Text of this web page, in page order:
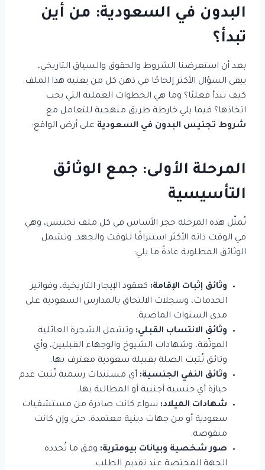
البدون في السعودية: من أين
تبدأ؟
بعد أن استعرضنا الشروط والحقوق والسياق التاريخي،
يبقى السؤال الأكثر إلحاحًا في ذهن كل من يعنيه هذا الملف:
كيف تبدأ فعليًا؟ وما هي الخطوات العملية التي يجب
اتخاذها؟ فيما يلي خارطة طريق منهجية للتعامل مع
شروط تجنيس البدون في السعودية على أرض الواقع:
المرحلة الأولى: جمع الوثائق
التأسيسية
تُمثّل هذه المرحلة حجر الأساس في كل ملف تجنيس، وهي
في الوقت ذاته الأكثر استنزافًا للوقت والجهد. وتشمل
الوثائق المطلوبة عادةً ما يلي:
وثائق إثبات الإقامة: كعقود الإيجار التاريخية، وفواتير
الخدمات، وسجلات الالتحاق بالمدارس السعودية على
مدى السنوات الماضية.
وثائق الانتساب القبلي: وتشمل الشجرة العائلية
الموثّقة، وشهادات الشيوخ والوجهاء القبليين، وأي
وثائق تُثبت الصلة بقبيلة سعودية معترف بها.
وثائق النفي الجنسية: أي مستندات رسمية تُثبت عدم
حيازة أي جنسية أجنبية أو المطالبة بها.
شهادات الميلاد: سواء كانت صادرة من مستشفيات
سعودية أو من جهات دينية معتمدة، حتى وإن كانت
منقوصة.
صور شخصية وبيانات بيومترية: وفق ما تُحدده
الجهة المختصة عند تقديم الطلب.